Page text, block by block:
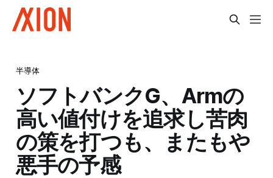
半導体
ソフトバンクG、Armの
高い値付けを追求し苦肉
の策を打つも、またもや
悪手の予感